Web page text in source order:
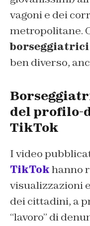
vagoni e dei
metropolitane.
borseggiatrici
ben diverso,
del profilo-
TikTok
I video
TikTokhanno
visualizzazioni
dei cittadini, a
“lavoro” di